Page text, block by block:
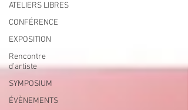
ATELIERS LIBRES
CONFÉRENCE
EXPOSITION
Rencontre
d’artiste
SYMPOSIUM
ÉVÈNEMENTS